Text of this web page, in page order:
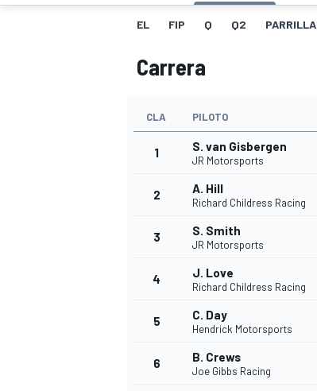
EL FIP Q Q2 PARRILLA
Carrera
CLA PILOTO
1 S. van Gisbergen
JR Motorsports
2 A. Hill
Richard Childress Racing
3 S. Smith
JR Motorsports
4 J. Love
Richard Childress Racing
5 C. Day
Hendrick Motorsports
6 B. Crews
Joe Gibbs Racing